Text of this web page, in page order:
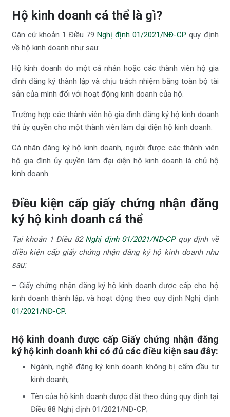
Hộ kinh doanh cá thể là gì?
Căn cứ khoản 1 Điều 79 Nghị định 01/2021/NĐ-CP quy định
về hộ kinh doanh như sau:
Hộ kinh doanh do một cá nhân hoặc các thành viên hộ gia
đình đăng ký thành lập và chịu trách nhiệm bằng toàn bộ tài
sản của mình đối với hoạt động kinh doanh của hộ.
Trường hợp các thành viên hộ gia đình đăng ký hộ kinh doanh
thì ủy quyền cho một thành viên làm đại diện hộ kinh doanh.
Cá nhân đăng ký hộ kinh doanh, người được các thành viên
hộ gia đình ủy quyền làm đại diện hộ kinh doanh là chủ hộ
kinh doanh.
Điều kiện cấp giấy chứng nhận đăng
ký hộ kinh doanh cá thể
Tại khoản 1 Điều 82 Nghị định 01/2021/NĐ-CPquy định về
điều kiện cấp giấy chứng nhận đăng ký hộ kinh doanh như
sau:
– Giấy chứng nhận đăng ký hộ kinh doanh được cấp cho hộ
kinh doanh thành lập; và hoạt động theo quy định Nghị định
01/2021/NĐ-CP.
Hộ kinh doanh được cấp Giấy chứng nhận đăng
ký hộ kinh doanh khi có đủ các điều kiện sau đây:
Ngành, nghề đăng ký kinh doanh không bị cấm đầu tư
kinh doanh;
Tên của hộ kinh doanh được đặt theo đúng quy định tại
Điều 88 Nghị định 01/2021/NĐ-CP;